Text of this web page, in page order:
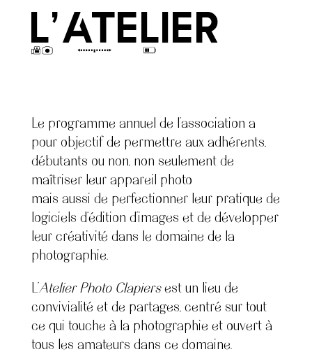
L’Atelier
Le programme annuel de l’association a
pour objectif de permettre aux adhérents,
débutants ou non, non seulement de
maîtriser leur appareil photo
mais aussi de perfectionner leur pratique de
logiciels d‘édition d’images et de développer
leur créativité dans le domaine de la
photographie.
L’Atelier Photo Clapiersest un lieu de
convivialité et de partages, centré sur tout
ce qui touche à la photographie et ouvert à
tous les amateurs dans ce domaine.